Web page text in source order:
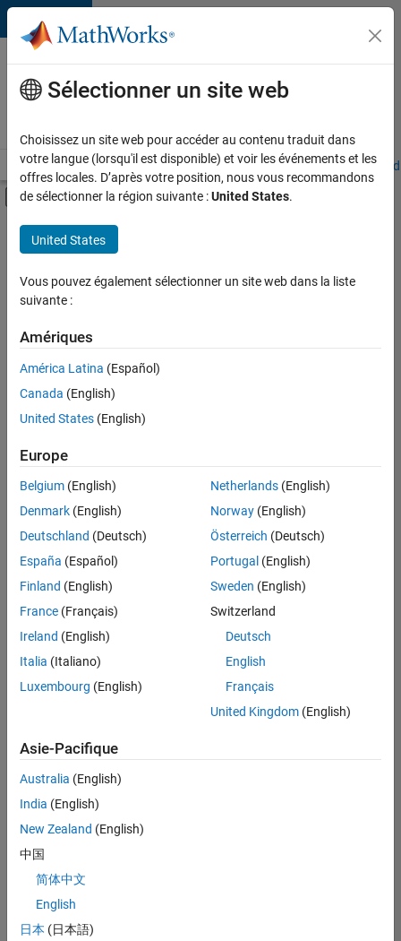
Passer au contenu
Votre
carrière
chez
Accueil Explorer nos opportunités Adresses de nos bureaux
Activer/désactiver l'affichage du menu
Contenu principal
FILTRER PAR
Stages
Ventes commerciales
Support client
Actuellement,
aucune
offre
d'emploi
correspondant
à vos
critères
de
recherche.
Vous
pouvez
élargir
votre
recherche
ou
afficher
l’ensemble
d'emploi.
malgré
tout
vous
trouvez
pas
d'offre
corresponde
Sélectionner un site web
Choisissez un site web pour accéder au contenu traduit dans
votre langue (lorsqu'il est disponible) et voir les événements et les
offres locales. D’après votre position, nous vous recommandons
de sélectionner la région suivante :United States.
United States
Vous pouvez également sélectionner un site web dans la liste
suivante :
Amériques
América Latina (Español)
Canada (English)
United States (English)
Europe
Belgium (English)
Denmark (English)
Deutschland (Deutsch)
España (Español)
Finland (English)
France (Français)
Ireland (English)
Italia (Italiano)
Luxembourg (English)
Netherlands(English)
Norway(English)
Österreich (Deutsch)
Portugal (English)
Sweden (English)
Switzerland
Deutsch
English
Français
United Kingdom(English)
Asie-Pacifique
Australia (English)
India (English)
New Zealand (English)
中国
简体中文
English
日本 (日本語)